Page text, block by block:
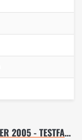
FORMEL 1 JEREZ VOM 13.-18. DEZEMBER 2005 - TESTFAHRT 15.12.05